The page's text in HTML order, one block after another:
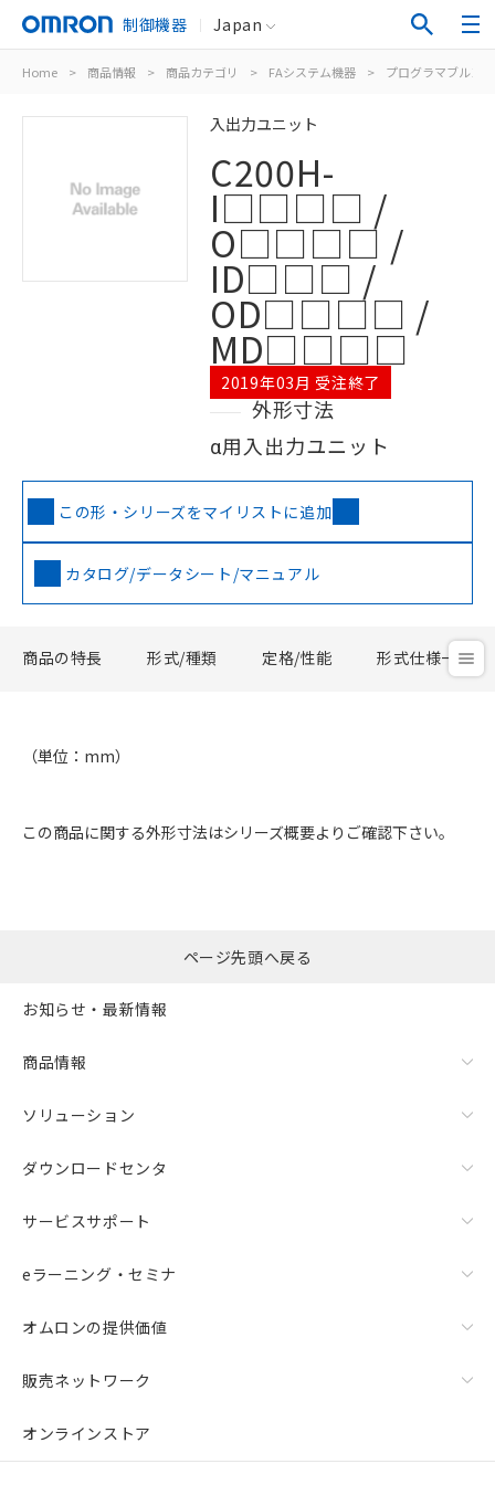
制御機器 Japan
Home > 商品情報 > 商品カテゴリ > FAシステム機器 > プログラマブルコ
入出力ユニット
C200H-
I□□□□ /
O□□□□ /
ID□□□ /
OD□□□□ /
MD□□□□
2019年03月 受注終了
外形寸法
α用入出力ユニット
この形・シリーズをマイリストに追加
カタログ/データシート/マニュアル
商品の特長 形式/種類 定格/性能 形式仕様一覧
（単位：mm）
この商品に関する外形寸法はシリーズ概要よりご確認下さい。
ページ先頭へ戻る
お知らせ・最新情報
商品情報
ソリューション
ダウンロードセンタ
サービスサポート
eラーニング・セミナ
オムロンの提供価値
販売ネットワーク
オンラインストア